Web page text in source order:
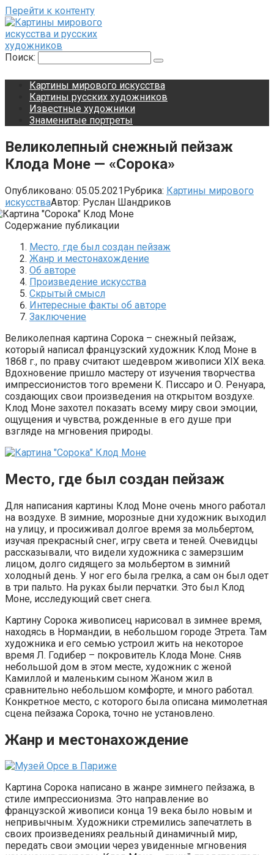
Перейти к контенту
Поиск:
Картины мирового искусства
Картины русских художников
Известные художники
Знаменитые портреты
Великолепный снежный пейзаж
Клода Моне — «Сорока»
Опубликовано: 05.05.2021Рубрика: Картины мирового
искусстваАвтор: Руслан Шандриков
Содержание публикации
Место, где был создан пейзаж
Жанр и местонахождение
Об авторе
Произведение искусства
Скрытый смысл
Интересные факты об авторе
Заключение
Великолепная картина Сорока – снежный пейзаж,
который написал французский художник Клод Моне в
1868 г., по праву считают шедевром живописи XIX века.
Вдохновение пришло мастеру от изучения творчества
импрессионистов того времени К. Писсаро и О. Ренуара,
создающих свои произведения на открытом воздухе.
Клод Моне захотел показать всему миру свои эмоции,
ощущения и чувства, рожденные в его душе при
взгляде на мгновения природы.
Место, где был создан пейзаж
Для написания картины Клод Моне очень много работал
на воздухе. В зимние, морозные дни художник выходил
на улицу, и просиживал долгое время за мольбертом,
изучая прекрасный снег, игру света и теней. Очевидцы
рассказывали, что видели художника с замерзшим
лицом, долго сидящего за мольбертом в зимний
холодный день. У ног его была грелка, а сам он был одет
в три пальто. На руках были перчатки. Это был Клод
Моне, исследующий свет снега.
Картину Сорока живописец нарисовал в зимнее время,
находясь в Нормандии, в небольшом городе Этрета. Там
художника и его семью устроил жить на некоторое
время Л. Годибер – покровитель Клода Моне. Сняв
небольшой дом в этом месте, художник с женой
Камиллой и маленьким сыном Жаном жил в
сравнительно небольшом комфорте, и много работал.
Конкретное место, с которого была описана мимолетная
сцена пейзажа Сорока, точно не установлено.
Жанр и местонахождение
Картина Сорока написано в жанре зимнего пейзажа, в
стиле импрессионизма. Это направление во
французской живописи конца 19 века было новым и
непривычным. Художники стремились запечатлеть в
своих произведениях реальный динамичный мир,
передать свои эмоции через увиденные мгновения